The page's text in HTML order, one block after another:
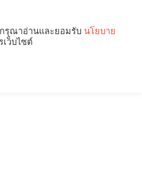
กรุณาอ่านและยอมรับ นโยบาย
เว็บไซต์